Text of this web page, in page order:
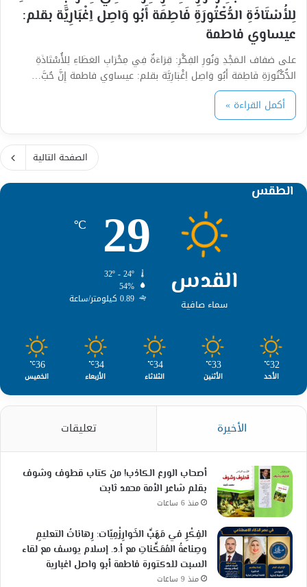
لِلأُسْتَاذَةِ الدُّكْتُورَةِ فَاطِمَة أَبُو وَاصِل اِغْبَارِيَّة بقلم:
عيساوي فاطمة
على ضفاف الـمَجْدِ وَنُورِ الفِكْرِ: قِرَاءَةٌ فِي مِحْرَابِ العَطَاءِ لِلأُسْتَاذَةِ
الدُّكْتُورَةِ فَاطِمَة أَبُو وَاصِل اِغْبَارِيَّة بقلم: عيساوي فاطمة إِنَّ حُبَّ…
أكمل القراءة »
الصفحة التالية
الطقس
القدس
سماء صافية
29
℃
54%
0.89 كيلومتر/ساعة
32
℃
الأحد
33
℃
الأثنين
34
℃
الثلاثاء
34
℃
الأربعاء
36
℃
الخميس
الأخيرة تعليقات
أصحاب الورع الكاذب! من كتاب قطوف وشوف
بقلم شاعر الأمة محمد ثابت
منذ 6 ساعات
الفِكْرِ في مَهَبِّ الخَوارِزْمِيّات: رِهاناتُ التعليمِ
وصِناعةُ المُمَكِّناتِ مع أ.د. إسلام يوسف مع لقاء
السبت للدكتورة فاطمة أبو واصل اغبارية
منذ 9 ساعات